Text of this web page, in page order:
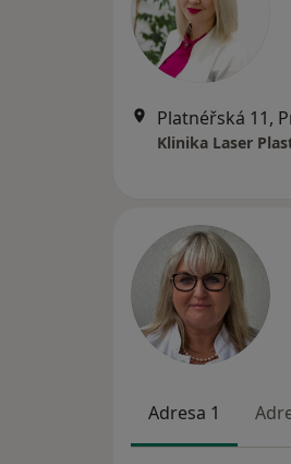
Platnéřská 11,
Klinika Laser
Adresa 1